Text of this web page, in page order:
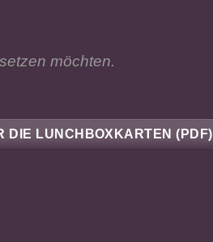
möchten.
DIE LUNCHBOXKARTEN (PDF)